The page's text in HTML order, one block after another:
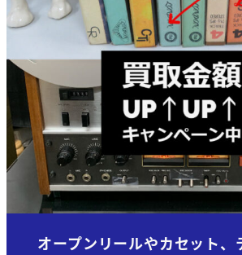
オープンリールやカセット、